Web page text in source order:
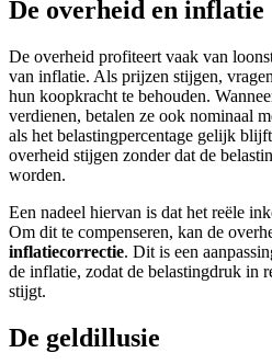
De overheid en inflatie
De overheid profiteert vaak van
van inflatie. Als prijzen stijgen,
hun koopkracht te behouden.
verdienen, betalen ze ook nominaal
als het belastingpercentage gelijk
overheid stijgen zonder dat de
worden.
Een nadeel hiervan is dat het reële
Om dit te compenseren, kan de
inflatiecorrectie. Dit is een
de inflatie, zodat de belastingdruk in
stijgt.
De geldillusie